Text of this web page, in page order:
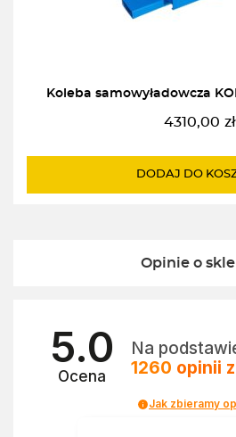
Koleba samowyładowcza
4310,00 zł
DODAJ DO
Opinie o
5.0
Ocena
Na
1260 opinii
Jak zbieramy